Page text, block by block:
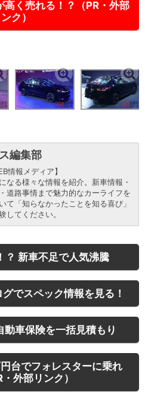
高く売れる！？（PR・外部
ク）
編集部
情報メディア】
なる様々な情報を紹介。新車情報・
道路事情まで魅力的なカーライフを
て「知らなかったことを知る喜び」
してください。
？ 新車不足で人気沸騰
グでスペック情報を見る！
動車保険を一括見積もり
台でフォレスターに乗れ
外部リンク）